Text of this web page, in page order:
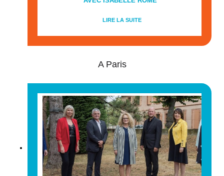
LIRE LA SUITE
A Paris